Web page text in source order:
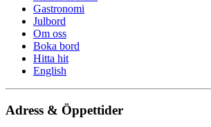
Gastronomi
Julbord
Om oss
Boka bord
Hitta hit
English
Adress & Öppettider